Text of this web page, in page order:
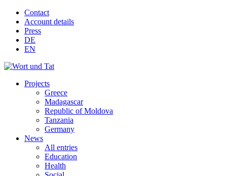
Contact
Account details
Press
DE
EN
Projects
Greece
Madagascar
Republic of Moldova
Tanzania
Germany
News
All entries
Education
Health